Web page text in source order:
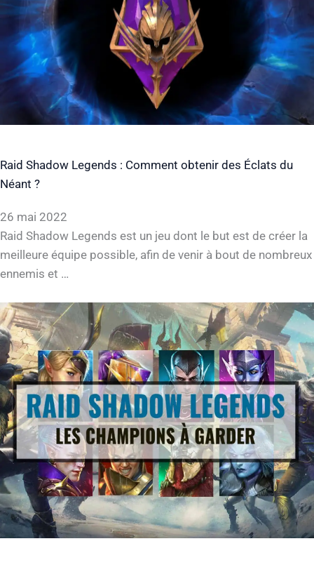
Raid Shadow Legends : Comment obtenir des Éclats du
Néant ?
26 mai 2022
Raid Shadow Legends est un jeu dont le but est de créer la
meilleure équipe possible, afin de venir à bout de nombreux
ennemis et …